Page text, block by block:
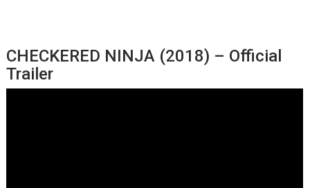
CHECKERED NINJA (2018) – Official
Trailer